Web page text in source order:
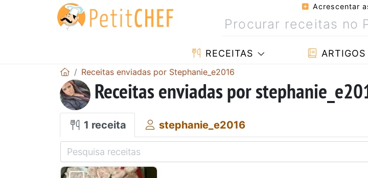
Acrescentar
RECEITAS ARTIGOS
Receitas enviadas por Stephanie_e2016
Receitas enviadas por
1 receita stephanie_e2016